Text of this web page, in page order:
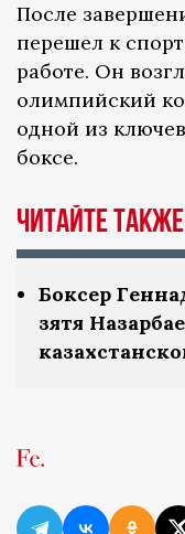
После
перешел к
работе. Он
олимпийский
одной из
боксе.
Читайте также
Боксер
зятя